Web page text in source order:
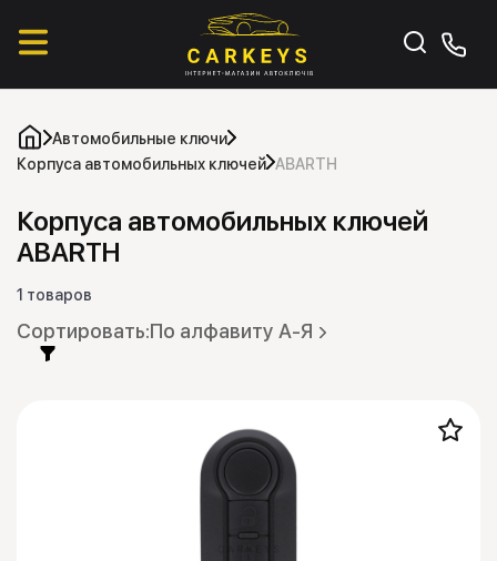
Автомобильные ключи
Корпуса автомобильных ключей ABARTH
Корпуса автомобильных ключей
ABARTH
1 товаров
По алфавиту А-Я